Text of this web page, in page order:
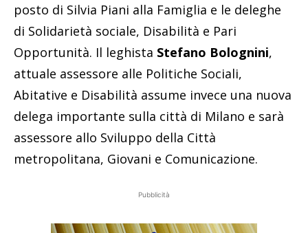
posto di Silvia Piani alla Famiglia e le deleghe
di Solidarietà sociale, Disabilità e Pari
Opportunità. Il leghista Stefano Bolognini,
attuale assessore alle Politiche Sociali,
Abitative e Disabilità assume invece una nuova
delega importante sulla città di Milano e sarà
assessore allo Sviluppo della Città
metropolitana, Giovani e Comunicazione.
Pubblicità